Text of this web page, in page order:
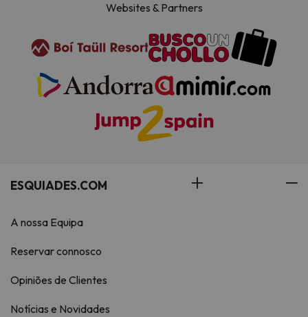
Websites & Partners
ESQUIADES.COM
A nossa Equipa
Reservar connosco
Opiniões de Clientes
Notícias e Novidades